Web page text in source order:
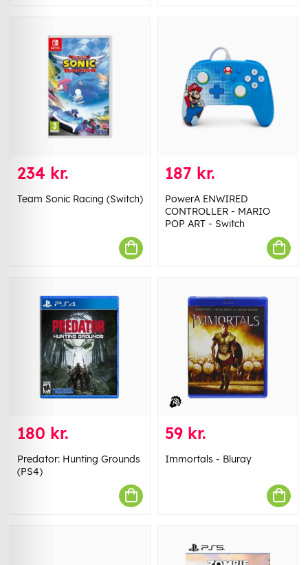
234 kr.
Team Sonic Racing (Switch)
187 kr.
PowerA ENWIRED
CONTROLLER - MARIO
POP ART - Switch
180 kr.
Predator: Hunting Grounds
(PS4)
59 kr.
Immortals - Bluray